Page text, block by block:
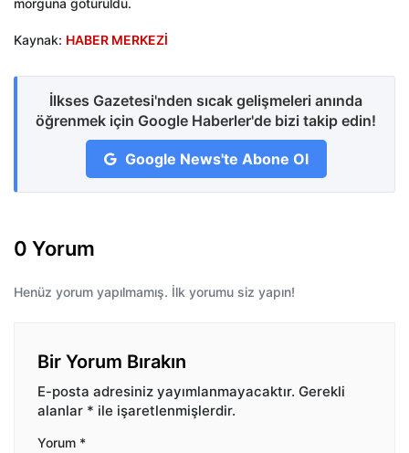
morguna götürüldü.
Kaynak: HABER MERKEZİ
İlkses Gazetesi'nden sıcak gelişmeleri anında
öğrenmek için Google Haberler'de bizi takip edin!
Google News'te Abone Ol
0 Yorum
Henüz yorum yapılmamış. İlk yorumu siz yapın!
Bir Yorum Bırakın
E-posta adresiniz yayımlanmayacaktır. Gerekli
alanlar * ile işaretlenmişlerdir.
Yorum *